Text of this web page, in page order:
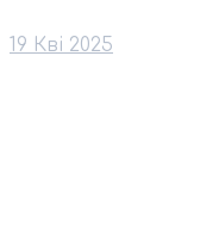
19 Кві 2025